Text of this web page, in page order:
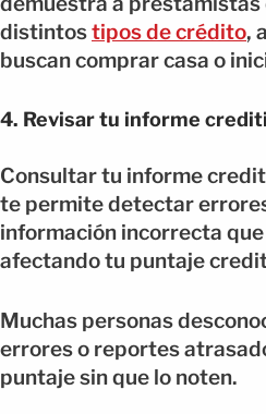
distintostipos de crédito,
buscan comprar casa o
4. Revisar tu informe
Consultar tu informe
te permite detectar
información incorrecta
afectando tu puntaje
Muchas personas
errores o reportes
puntaje sin que lo noten.